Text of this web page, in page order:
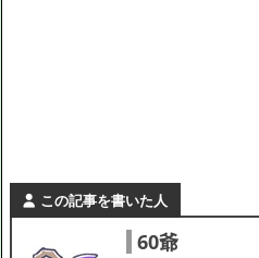
この記事を書いた人
60爺